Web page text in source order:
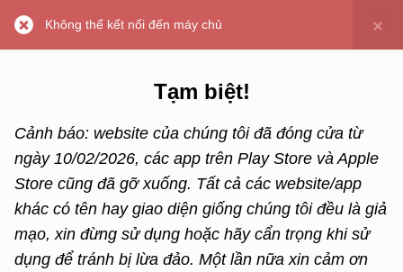
Tạm biệt!
Cảnh báo: website của chúng tôi đã đóng cửa từ
ngày 10/02/2026, các app trên Play Store và Apple
Store cũng đã gỡ xuống. Tất cả các website/app
khác có tên hay giao diện giống chúng tôi đều là giả
mạo, xin đừng sử dụng hoặc hãy cẩn trọng khi sử
dụng để tránh bị lừa đảo. Một lần nữa xin cảm ơn
Không thể kết nối đến máy chủ